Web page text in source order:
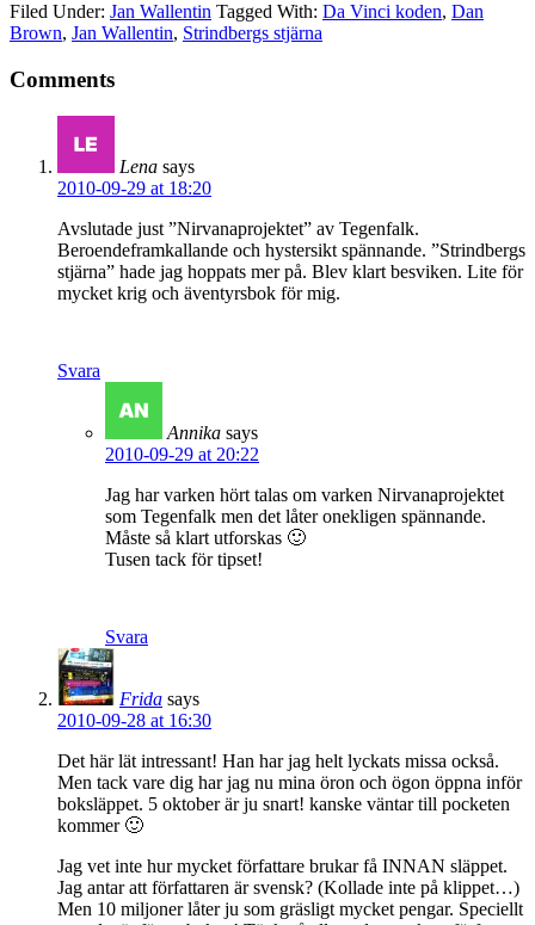
Filed Under: Jan Wallentin Tagged With: Da Vinci koden, Dan
Brown, Jan Wallentin, Strindbergs stjärna
Comments
Lena says
2010-09-29 at 18:20
Avslutade just ”Nirvanaprojektet” av Tegenfalk.
Beroendeframkallande och hystersikt spännande. ”Strindbergs
stjärna” hade jag hoppats mer på. Blev klart besviken. Lite för
mycket krig och äventyrsbok för mig.
Svara
Annika says
2010-09-29 at 20:22
Jag har varken hört talas om varken Nirvanaprojektet
som Tegenfalk men det låter onekligen spännande.
Måste så klart utforskas 🙂
Tusen tack för tipset!
Svara
Frida says
2010-09-28 at 16:30
Det här lät intressant! Han har jag helt lyckats missa också.
Men tack vare dig har jag nu mina öron och ögon öppna inför
boksläppet. 5 oktober är ju snart! kanske väntar till pocketen
kommer 🙂
Jag vet inte hur mycket författare brukar få INNAN släppet.
Jag antar att författaren är svensk? (Kollade inte på klippet…)
Men 10 miljoner låter ju som gräsligt mycket pengar. Speciellt